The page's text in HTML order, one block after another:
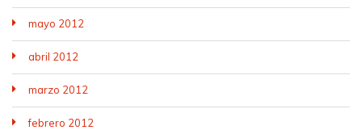
mayo 2012
abril 2012
marzo 2012
febrero 2012